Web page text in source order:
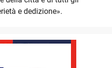
e dedizione».